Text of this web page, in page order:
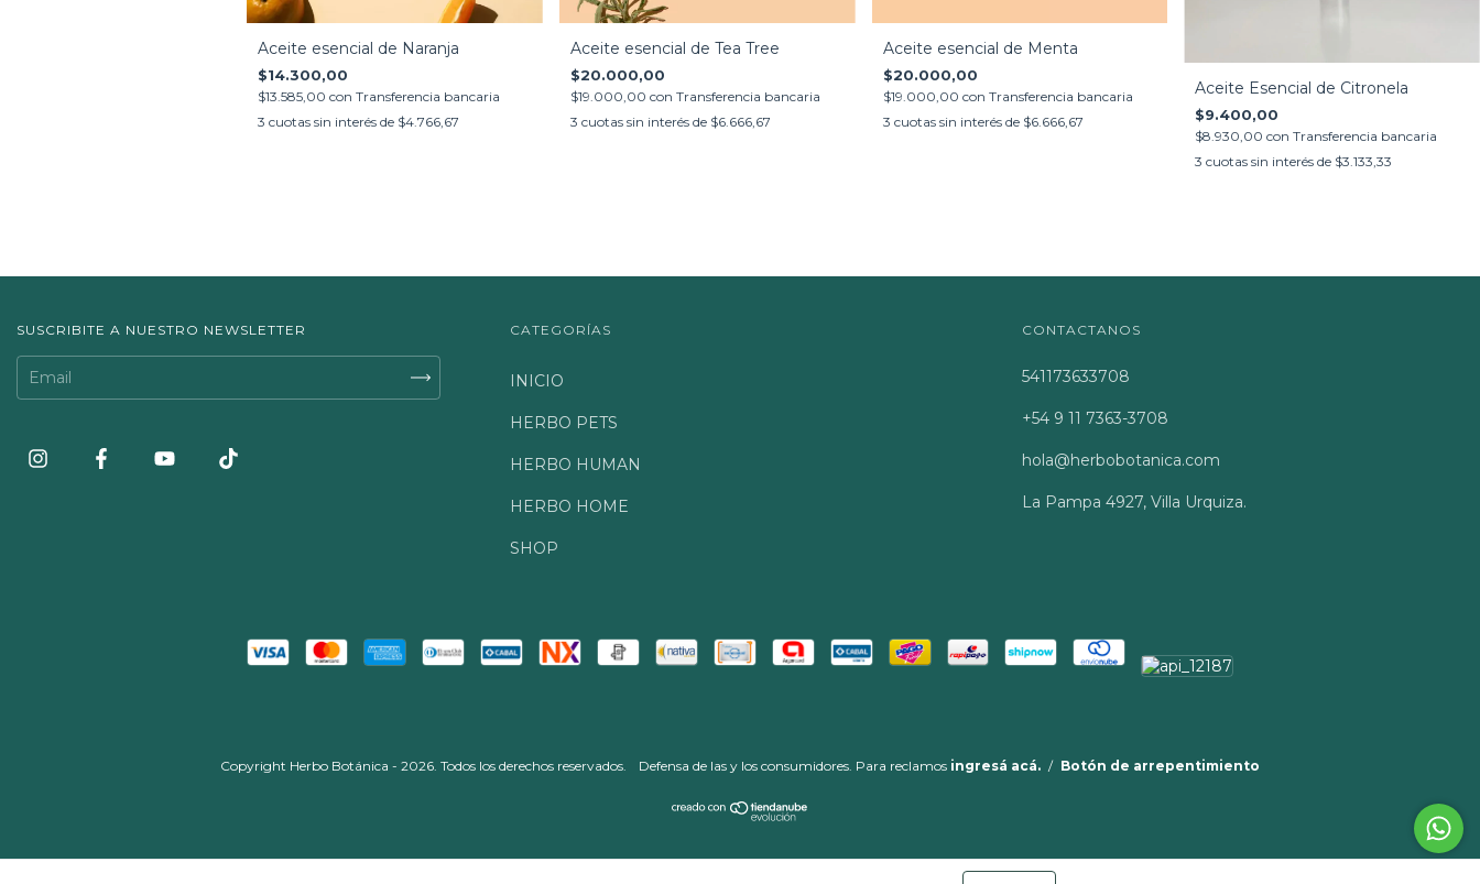
Aceite esencial de Naranja
$14.300,00
$13.585,00 con Transferencia bancaria
3 cuotas sin interés de $4.766,67
Aceite esencial de Tea Tree
$20.000,00
$19.000,00 con Transferencia bancaria
3 cuotas sin interés de $6.666,67
Aceite esencial de Menta
$20.000,00
$19.000,00 con Transferencia bancaria
3 cuotas sin interés de $6.666,67
Aceite Esencial de Citronela
$9.400,00
$8.930,00con Transferencia bancaria
3 cuotas sin interés de $3.133,33
SUSCRIBITE A NUESTRO NEWSLETTER CATEGORÍAS
INICIO
HERBO PETS
HERBO HUMAN
HERBO HOME
SHOP
CONTACTANOS
541173633708
+54 9 11 7363-3708
hola@herbobotanica.com
La Pampa 4927, Villa Urquiza.
Copyright Herbo Botánica - 2026. Todos los derechos reservados. Defensa de las y los consumidores. Para reclamos ingresá acá. / Botón de arrepentimiento